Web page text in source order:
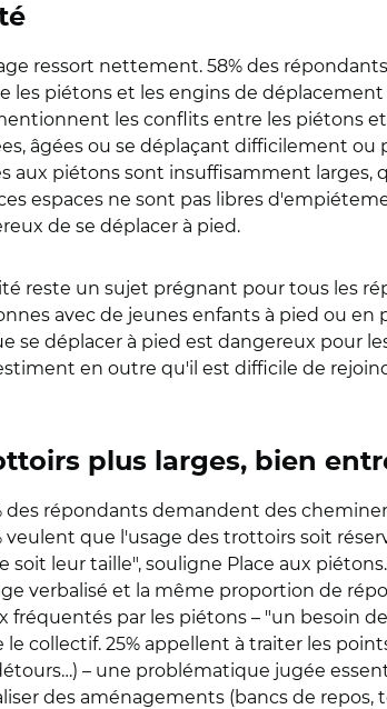
ressort nettement. 58% des
les piétons et les engins de
les conflits entre les piétons
âgées ou se déplaçant difficilement
aux piétons sont insuffisamment larges,
espaces ne sont pas libres
de se déplacer à pied.
reste un sujet prégnant pour tous les
avec de jeunes enfants à pied ou en
déplacer à pied est dangereux pour
en outre qu'il est difficile de
plus larges, bien
des répondants demandent des
que l'usage des trottoirs soit
soit leur taille", souligne Place aux
verbalisé et la même proportion de
fréquentés par les piétons – "un besoin
collectif. 25% appellent à traiter les
– une problématique jugée
des aménagements (bancs de